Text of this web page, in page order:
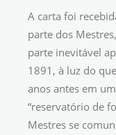
A carta foi
parte dos
parte inevitável
1891, à luz do
anos antes em
“reservatório de
Mestres se